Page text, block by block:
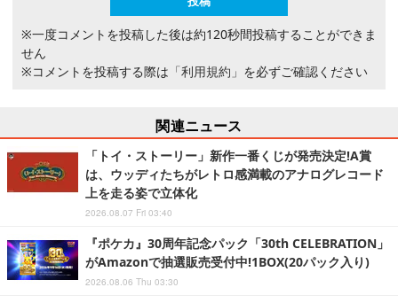
※一度コメントを投稿した後は約120秒間投稿することができま
せん
※コメントを投稿する際は 「利用規約」 を必ずご確認ください
関連ニュース
「トイ・ストーリー」新作一番くじが発売決定!A賞
は、ウッディたちがレトロ感満載のアナログレコード
上を走る姿で立体化
2026.08.07 Fri 03:40
『ポケカ』30周年記念パック「30th CELEBRATION」
がAmazonで抽選販売受付中!1BOX(20パック入り)
2026.08.06 Thu 03:30